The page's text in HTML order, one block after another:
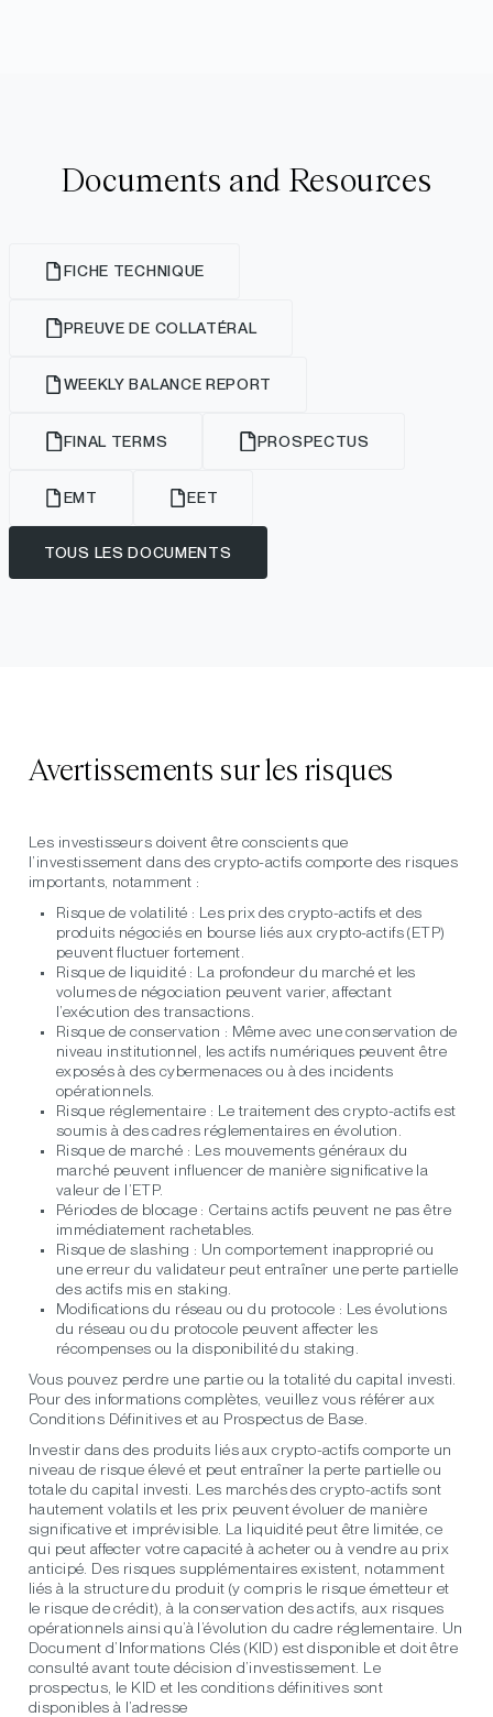
Documents and Resources
FICHE TECHNIQUE
PREUVE DE COLLATÉRAL
WEEKLY BALANCE REPORT
FINAL TERMS PROSPECTUS
EMT EET
TOUS LES DOCUMENTS
Avertissements sur les risques
Les investisseurs doivent être conscients que
l’investissement dans des crypto-actifs comporte des risques
importants, notamment :
Risque de volatilité : Les prix des crypto-actifs et des
produits négociés en bourse liés aux crypto-actifs (ETP)
peuvent fluctuer fortement.
Risque de liquidité : La profondeur du marché et les
volumes de négociation peuvent varier, affectant
l’exécution des transactions.
Risque de conservation : Même avec une conservation de
niveau institutionnel, les actifs numériques peuvent être
exposés à des cybermenaces ou à des incidents
opérationnels.
Risque réglementaire : Le traitement des crypto-actifs est
soumis à des cadres réglementaires en évolution.
Risque de marché : Les mouvements généraux du
marché peuvent influencer de manière significative la
valeur de l’ETP.
Périodes de blocage : Certains actifs peuvent ne pas être
immédiatement rachetables.
Risque de slashing : Un comportement inapproprié ou
une erreur du validateur peut entraîner une perte partielle
des actifs mis en staking.
Modifications du réseau ou du protocole : Les évolutions
du réseau ou du protocole peuvent affecter les
récompenses ou la disponibilité du staking.
Vous pouvez perdre une partie ou la totalité du capital investi.
Pour des informations complètes, veuillez vous référer aux
Conditions Définitives et au Prospectus de Base.
Investir dans des produits liés aux crypto-actifs comporte un
niveau de risque élevé et peut entraîner la perte partielle ou
totale du capital investi. Les marchés des crypto-actifs sont
hautement volatils et les prix peuvent évoluer de manière
significative et imprévisible. La liquidité peut être limitée, ce
qui peut affecter votre capacité à acheter ou à vendre au prix
anticipé. Des risques supplémentaires existent, notamment
liés à la structure du produit (y compris le risque émetteur et
le risque de crédit), à la conservation des actifs, aux risques
opérationnels ainsi qu’à l’évolution du cadre réglementaire. Un
Document d’Informations Clés (KID) est disponible et doit être
consulté avant toute décision d’investissement. Le
prospectus, le KID et les conditions définitives sont
disponibles à l’adresse